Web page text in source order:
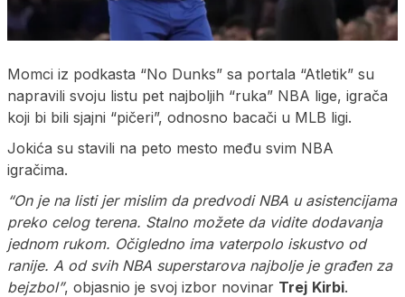
Momci iz podkasta “No Dunks” sa portala “Atletik” su
napravili svoju listu pet najboljih “ruka” NBA lige, igrača
koji bi bili sjajni “pičeri”, odnosno bacači u MLB ligi.
Jokića su stavili na peto mesto među svim NBA
igračima.
“On je na listi jer mislim da predvodi NBA u asistencijama
preko celog terena. Stalno možete da vidite dodavanja
jednom rukom. Očigledno ima vaterpolo iskustvo od
ranije. A od svih NBA superstarova najbolje je građen za
bejzbol”, objasnio je svoj izbor novinar Trej Kirbi.